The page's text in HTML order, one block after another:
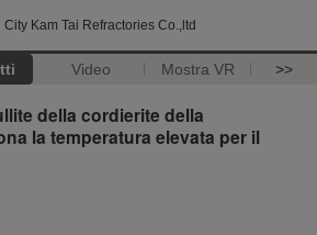
City Kam Tai Refractories Co.,ltd
Video Mostra VR >>
della cordierite della
la temperatura elevata per il